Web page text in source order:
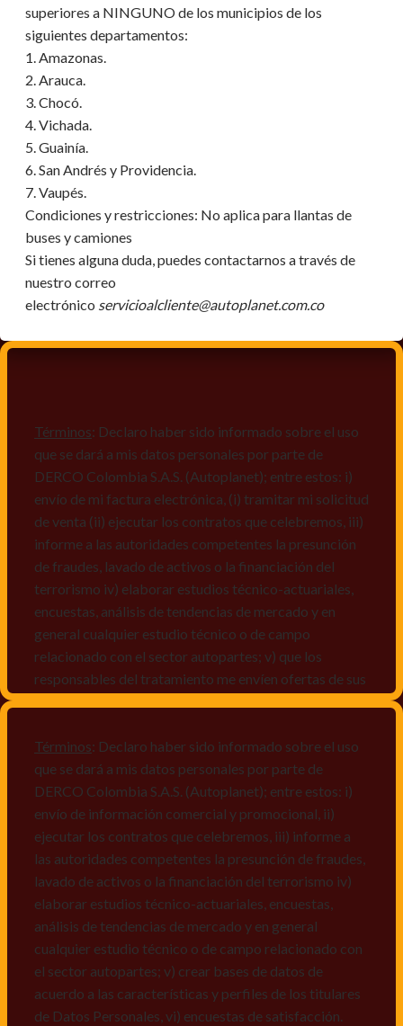
superiores a NINGUNO de los municipios de los
siguientes departamentos:
1. Amazonas.
2. Arauca.
3. Chocó.
4. Vichada.
5. Guainía.
6. San Andrés y Providencia.
7. Vaupés.
Condiciones y restricciones: No aplica para llantas de
buses y camiones
Si tienes alguna duda, puedes contactarnos a través de
nuestro correo
electrónico servicioalcliente@autoplanet.com.co
Términos: Declaro haber sido informado sobre el uso
que se dará a mis datos personales por parte de
DERCO Colombia S.A.S. (Autoplanet); entre estos: i)
envío de mi factura electrónica, (i) tramitar mi solicitud
de venta (ii) ejecutar los contratos que celebremos, iii)
informe a las autoridades competentes la presunción
de fraudes, lavado de activos o la financiación del
terrorismo iv) elaborar estudios técnico-actuariales,
encuestas, análisis de tendencias de mercado y en
general cualquier estudio técnico o de campo
relacionado con el sector autopartes; v) que los
responsables del tratamiento me envíen ofertas de sus
mismos, vi) crear bases de datos de acuerdo a las
características y perfiles de los titulares de Datos
Personales, v) encuestas de satisfacción, vi) reportes
recall.
Declaro que puedo acceder a la política de protección
de datos personales de Derco en la
direcciónwww.autoplanet.com.co, igualmente,
manifiesto que he sido informado sobre mis derechos
a conocer, actualizar, rectificar, suprimir, solicitar
prueba: i) de autorización y ii) finalidad, presentar
quejas y/o reclamos en canales de
atención: servicioalcliente@derco.com.coy en
Términos: Declaro haber sido informado sobre el uso
que se dará a mis datos personales por parte de
DERCO Colombia S.A.S. (Autoplanet); entre estos: i)
envío de información comercial y promocional, ii)
ejecutar los contratos que celebremos, iii) informe a
las autoridades competentes la presunción de fraudes,
lavado de activos o la financiación del terrorismo iv)
elaborar estudios técnico-actuariales, encuestas,
análisis de tendencias de mercado y en general
cualquier estudio técnico o de campo relacionado con
el sector autopartes; v) crear bases de datos de
acuerdo a las características y perfiles de los titulares
de Datos Personales, vi) encuestas de satisfacción.